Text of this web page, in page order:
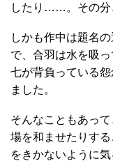
したり……。その分
しかも作中は題名
で、合羽は水を吸
七が背負っている
ました。
そんなこともあっ
場を和ませたりす
をきかないように気